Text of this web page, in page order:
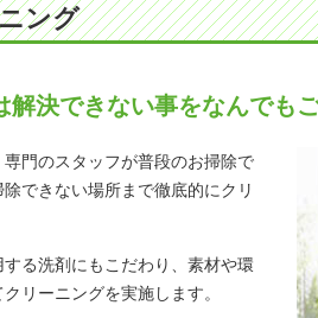
ング
解決できない事をなんでも
門のスタッフが普段のお掃除で
できない場所まで徹底的にクリ
る洗剤にもこだわり、素材や環
リーニングを実施します。